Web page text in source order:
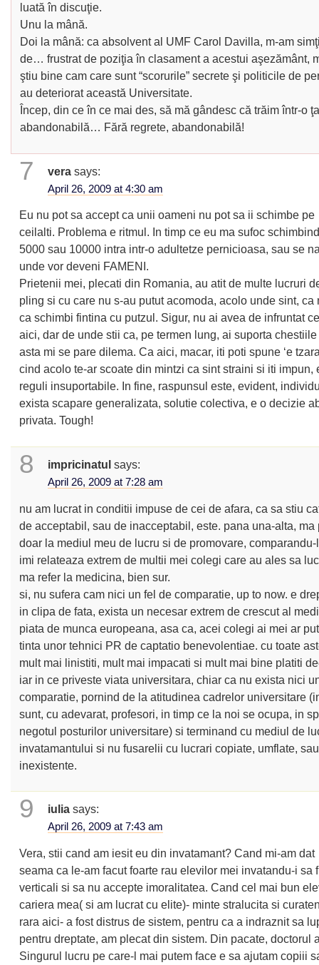
luată în discuţie.
Unu la mână.
Doi la mână: ca absolvent al UMF Carol Davilla, m-am
de… frustrat de poziţia în clasament a acestui aşezământ,
ştiu bine cam care sunt “scorurile” secrete şi politicile de
au deteriorat această Universitate.
Încep, din ce în ce mai des, să mă gândesc că trăim într-o
abandonabilă… Fără regrete, abandonabilă!
7 vera says:
April 26, 2009 at 4:30 am
Eu nu pot sa accept ca unii oameni nu pot sa ii schimbe pe
ceilalti. Problema e ritmul. In timp ce eu ma sufoc
5000 sau 10000 intra intr-o adultetze pernicioasa, sau se
unde vor deveni FAMENI.
Prietenii mei, plecati din Romania, au atit de multe lucruri
pling si cu care nu s-au putut acomoda, acolo unde sint, ca
ca schimbi fintina cu putzul. Sigur, nu ai avea de infruntat
aici, dar de unde stii ca, pe termen lung, ai suporta
asta mi se pare dilema. Ca aici, macar, iti poti spune ‘e
cind acolo te-ar scoate din mintzi ca sint straini si iti impun,
reguli insuportabile. In fine, raspunsul este, evident,
exista scapare generalizata, solutie colectiva, e o decizie
privata. Tough!
8 impricinatul says:
April 26, 2009 at 7:28 am
nu am lucrat in conditii impuse de cei de afara, ca sa stiu
de acceptabil, sau de inacceptabil, este. pana una-alta, ma
doar la mediul meu de lucru si de promovare,
imi relateaza extrem de multii mei colegi care au ales sa
ma refer la medicina, bien sur.
si, nu sufera cam nici un fel de comparatie, up to now. e
in clipa de fata, exista un necesar extrem de crescut al
piata de munca europeana, asa ca, acei colegi ai mei ar
tinta unor tehnici PR de captatio benevolentiae. cu toate
mult mai linistiti, mult mai impacati si mult mai bine platiti
iar in ce priveste viata universitara, chiar ca nu exista nici
comparatie, pornind de la atitudinea cadrelor universitare
sunt, cu adevarat, profesori, in timp ce la noi se ocupa, in
negotul posturilor universitare) si terminand cu mediul de
invatamantului si nu fusarelii cu lucrari copiate, umflate, sau
inexistente.
9 iulia says:
April 26, 2009 at 7:43 am
Vera, stii cand am iesit eu din invatamant? Cand mi-am dat
seama ca le-am facut foarte rau elevilor mei invatandu-i sa
verticali si sa nu accepte imoralitatea. Cand cel mai bun
cariera mea( si am lucrat cu elite)- minte stralucita si
rara aici- a fost distrus de sistem, pentru ca a indraznit sa
pentru dreptate, am plecat din sistem. Din pacate, doctorul
Singurul lucru pe care-l mai putem face e sa ajutam copiii